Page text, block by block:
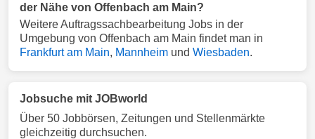
der Nähe von Offenbach am Main?
Weitere Auftragssachbearbeitung Jobs in der
Umgebung von Offenbach am Main findet man in
Frankfurt am Main, Mannheim und Wiesbaden.
Jobsuche mit JOBworld
Über 50 Jobbörsen, Zeitungen und Stellenmärkte
gleichzeitig durchsuchen.